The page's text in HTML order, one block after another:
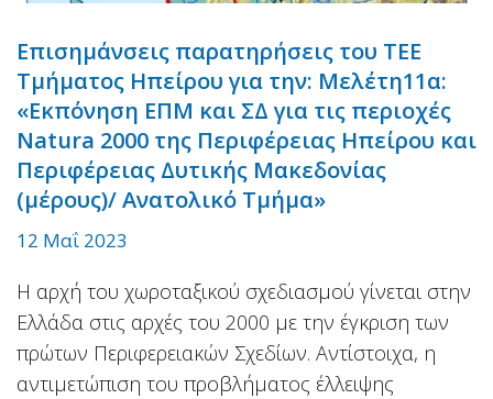
Επισημάνσεις παρατηρήσεις του ΤΕΕ
Τμήματος Ηπείρου για την: Μελέτη11α:
«Εκπόνηση ΕΠΜ και ΣΔ για τις περιοχές
Natura 2000 της Περιφέρειας Ηπείρου και
Περιφέρειας Δυτικής Μακεδονίας
(μέρους)/ Ανατολικό Τμήμα»
12 Μαΐ 2023
Η αρχή του χωροταξικού σχεδιασμού γίνεται στην
Ελλάδα στις αρχές του 2000 με την έγκριση των
πρώτων Περιφερειακών Σχεδίων. Αντίστοιχα, η
αντιμετώπιση του προβλήματος έλλειψης